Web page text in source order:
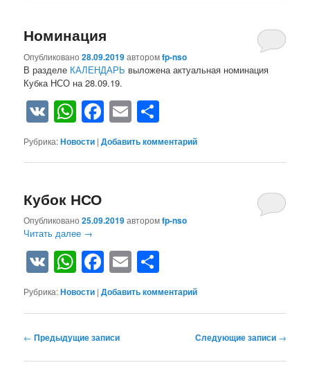
Номинация
Опубликовано28.09.2019авторомfp-nso
В разделе КАЛЕНДАРЬ выложена актуальная номинация
Кубка НСО на 28.09.19.
VKWhatsApp
Facebook
Email
Рубрика:Новости |Добавить комментарий
Кубок НСО
Опубликовано25.09.2019авторомfp-nso
Читать далее →
VKWhatsApp
Facebook
Email
Рубрика:Новости |Добавить комментарий
Навигация по записям
← Предыдущие записи Следующие записи →